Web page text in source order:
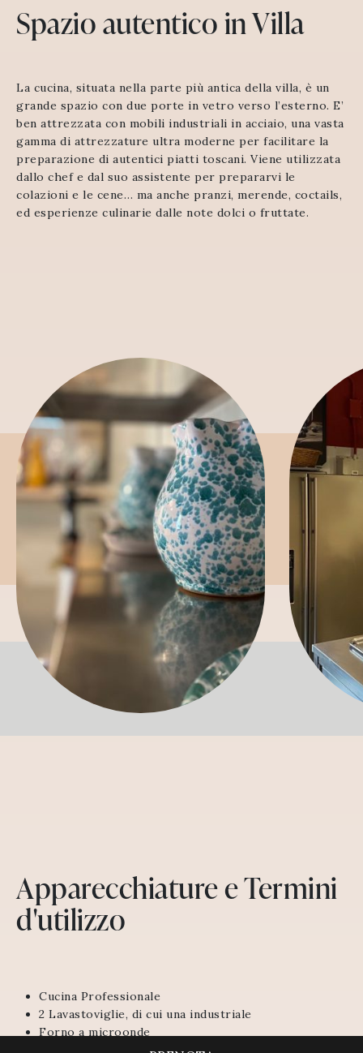
Spazio autentico in Villa
La cucina, situata nella parte più antica della villa, è un
grande spazio con due porte in vetro verso l’esterno. E’
ben attrezzata con mobili industriali in acciaio, una vasta
gamma di attrezzature ultra moderne per facilitare la
preparazione di autentici piatti toscani. Viene utilizzata
dallo chef e dal suo assistente per prepararvi le
colazioni e le cene… ma anche pranzi, merende, coctails,
ed esperienze culinarie dalle note dolci o fruttate.
Apparecchiature e Termini
d'utilizzo
Cucina Professionale
2 Lavastoviglie, di cui una industriale
Forno a microonde
Tostapane Professionale 8 pax